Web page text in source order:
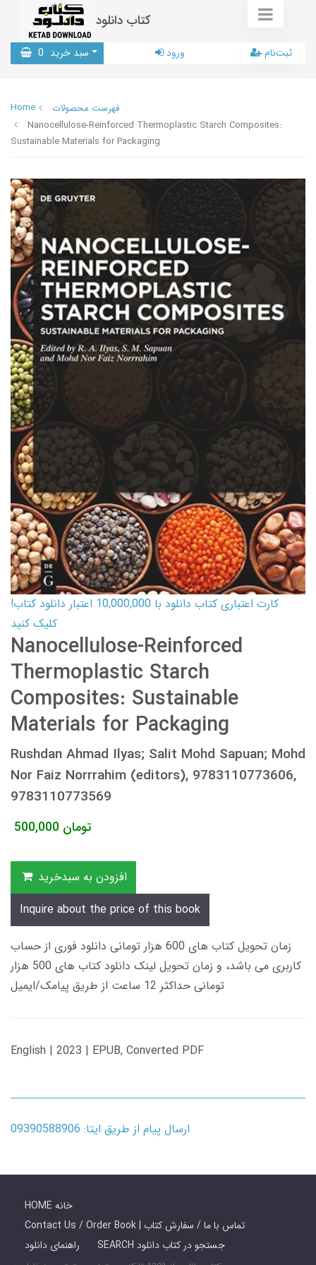
کتاب دانلود
سبد خرید 0 ورود ثبت‌نام
Home
فهرست محصولات
Nanocellulose-Reinforced Thermoplastic Starch Composites:
Sustainable Materials for Packaging
کارت اعتباری کتاب دانلود با 10,000,000 اعتبار دانلود کتاب!
کلیک کنید
Nanocellulose-Reinforced
Thermoplastic Starch
Composites: Sustainable
Materials for Packaging
Rushdan Ahmad Ilyas; Salit Mohd Sapuan; Mohd
Nor Faiz Norrrahim (editors), 9783110773606,
9783110773569
500,000 تومان
افزودن به سبدخرید
Inquire about the price of this book
زمان تحویل کتاب های 600 هزار تومانی دانلود فوری از حساب
کاربری می باشد، و زمان تحویل لینک دانلود کتاب های 500 هزار
تومانی حداکثر 12 ساعت از طریق پیامک/ایمیل
English | 2023 | EPUB, Converted PDF
ارسال پیام از طریق ایتا: 09390588906
HOME خانه
Contact Us / Order Book | تماس با ما / سفارش کتاب
راهنمای دانلود
SEARCH جستجو در کتاب دانلود